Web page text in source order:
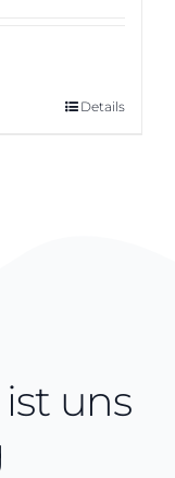
Details
uns